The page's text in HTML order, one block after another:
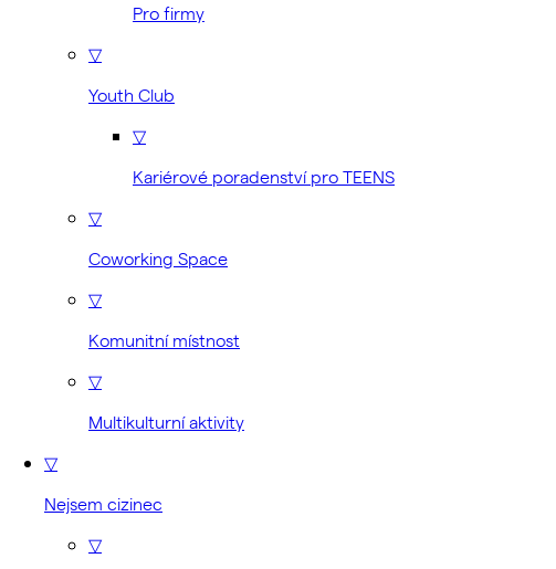
Pro firmy
▽
Youth Club
▽
Kariérové poradenství pro TEENS
▽
Coworking Space
▽
Komunitní místnost
▽
Multikulturní aktivity
▽
Nejsem cizinec
▽